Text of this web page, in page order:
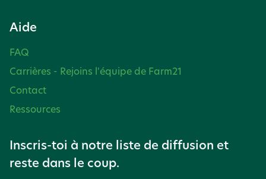
Aide
FAQ
Carrières - Rejoins l'équipe de Farm21
Contact
Ressources
Inscris-toi à notre liste de diffusion et
reste dans le coup.